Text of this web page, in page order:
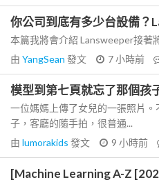
你公司到底有多少台設備？
本篇我將會介紹 Lansweeper接著
由 YangSean 發文 7 小時前
模型到第七頁就忘了那個孩
一位媽媽上傳了女兒的一張照片
子，客廳的隨手拍，很普通...
由 lumorakids 發文 9 小時前
[Machine Learning A-Z